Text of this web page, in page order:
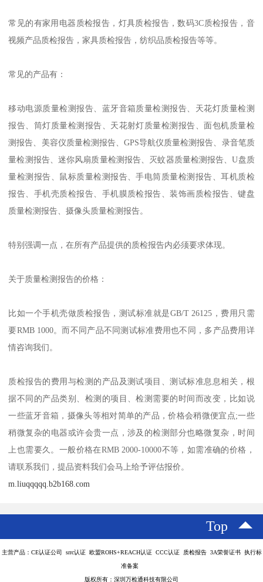
常见的有家用电器质检报告，灯具质检报告，数码3C质检报告，音
视频产品质检报告，家具质检报告，纺织品质检报告等等。
常见的产品有：
移动电源质量检测报告、蓝牙音箱质量检测报告、天花灯质量检测
报告、筒灯质量检测报告、天花射灯质量检测报告、面包机质量检
测报告、美容仪质量检测报告、GPS导航仪质量检测报告、录音笔质
量检测报告、迷你风扇质量检测报告、灭蚊器质量检测报告、U盘质
量检测报告、鼠标质量检测报告、手电筒质量检测报告、耳机质检
报告、手机壳质检报告、手机膜质检报告、装饰画质检报告、键盘
质量检测报告、摄像头质量检测报告。
特别强调一点，在所有产品提供的质检报告内必须要求体现。
关于质量检测报告的价格：
比如一个手机壳做质检报告，测试标准就是GB/T 26125，费用只需
要RMB 1000。而不同产品不同测试标准费用也不同，多产品费用详
情咨询我们。
质检报告的费用与检测的产品及测试项目、测试标准息息相关，根
据不同的产品类别、检测的项目、检测需要的时间而改变，比如说
一些蓝牙音箱，摄像头等相对简单的产品，价格会稍微便宜点;一些
稍微复杂的电器或许会贵一点，涉及的检测部分也略微复杂，时间
上也需要久。一般价格在RMB 2000-10000不等，如需准确的价格，
请联系我们，提品资料我们会马上给予评估报价。
m.liuqqqqq.b2b168.com
Top
主营产品：CE认证公司 srrc认证 欧盟ROHS+REACH认证 CCC认证 质检报告 3A荣誉证书 执行标
准备案
版权所有：深圳万检通科技有限公司